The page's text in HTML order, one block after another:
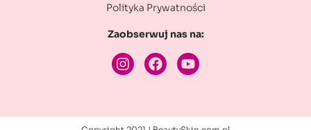
Polityka Prywatności
Zaobserwuj nas na: